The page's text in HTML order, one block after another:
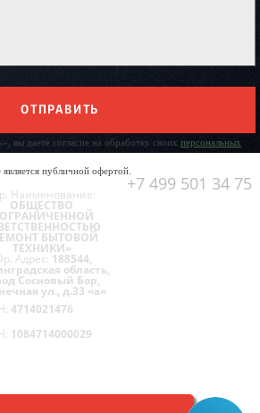
ОТПРАВИТЬ
вы даете согласие на обработку своих персональных
является публичной офертой.
+7 499 501 34 75
Наименование:
ОБЩЕСТВО
БЫТОВОЙ
ТЕХНИКИ»
Адрес: 188544,
область,
Сосновый Бор,
ул., д.33 «а»
4714021476
1084714000029